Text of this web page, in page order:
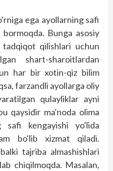
ega ayollarning safi
Bunga asosiy
qilishlari uchun
shart-sharoitlardan
har bir xotin-qiz bilim
farzandli ayollarga oliy
qulayliklar ayni
qaysidir ma'noda olima
safi kengayishi yo'lida
bo'lib xizmat qiladi.
tajriba almashishlari
chiqilmoqda. Masalan,